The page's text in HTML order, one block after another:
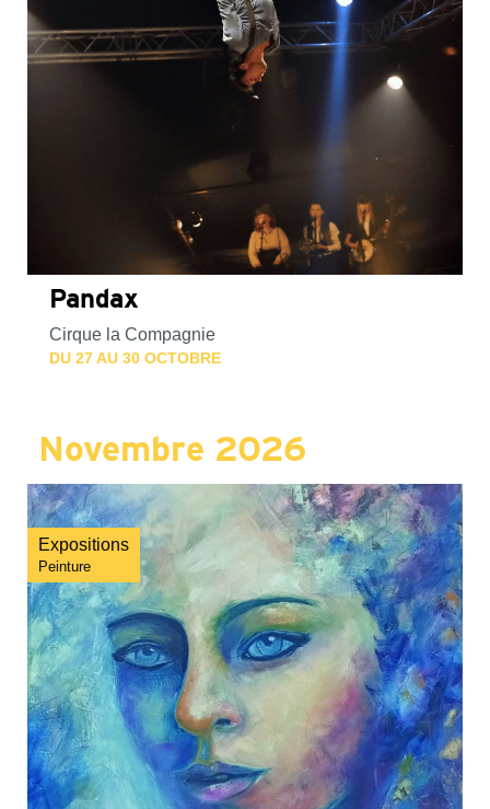
Pandax
Cirque la Compagnie
DU 27 AU 30 OCTOBRE
Novembre 2026
Expositions
Peinture